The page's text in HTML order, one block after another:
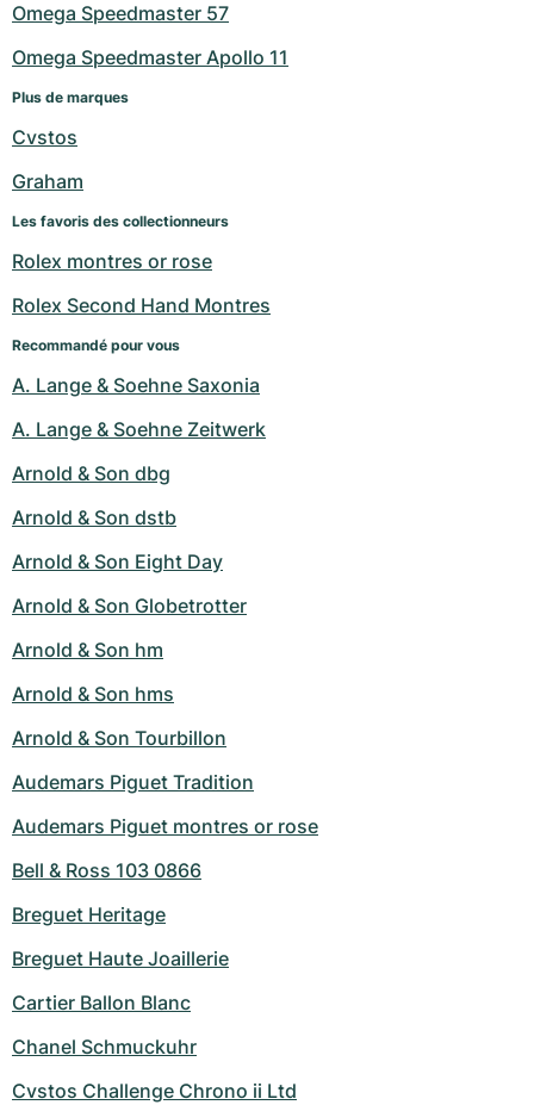
Omega Speedmaster 57
Omega Speedmaster Apollo 11
Plus de marques
Cvstos
Graham
Les favoris des collectionneurs
Rolex montres or rose
Rolex Second Hand Montres
Recommandé pour vous
A. Lange & Soehne Saxonia
A. Lange & Soehne Zeitwerk
Arnold & Son dbg
Arnold & Son dstb
Arnold & Son Eight Day
Arnold & Son Globetrotter
Arnold & Son hm
Arnold & Son hms
Arnold & Son Tourbillon
Audemars Piguet Tradition
Audemars Piguet montres or rose
Bell & Ross 103 0866
Breguet Heritage
Breguet Haute Joaillerie
Cartier Ballon Blanc
Chanel Schmuckuhr
Cvstos Challenge Chrono ii Ltd